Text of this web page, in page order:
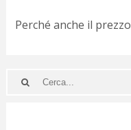
Perché anche il